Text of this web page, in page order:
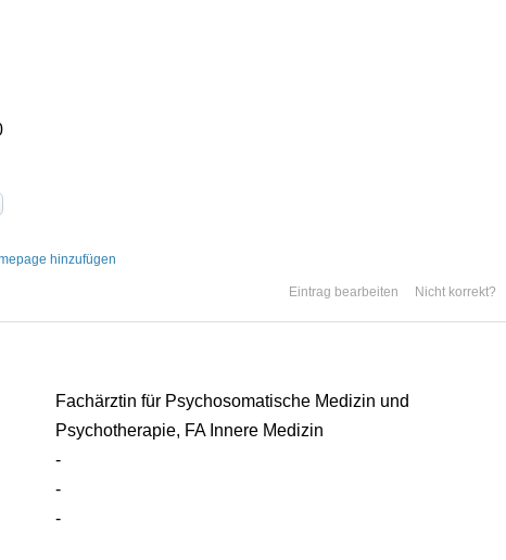
hinzufügen
Nicht korrekt?
Eintrag bearbeiten
Fachärztin für Psychosomatische Medizin und
Psychotherapie, FA Innere Medizin
-
-
-